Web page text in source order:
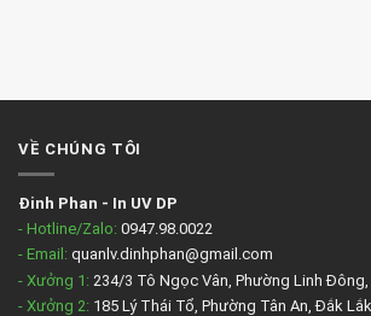
VỀ CHÚNG TÔI
Đinh Phan - In UV DP
- Hotline/Zalo: 0947.98.0022
- Email: quanlv.dinhphan@gmail.com
- Xưởng 1: 234/3 Tô Ngọc Vân, Phường Linh Đông,
- Xưởng 2: 185 Lý Thái Tổ, Phường Tân An, Đắk Lắk